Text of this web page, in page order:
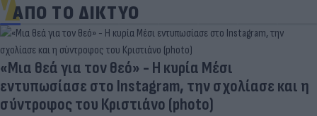
ΑΠΟ ΤΟ ΔΙΚΤΥΟ
«Μια θεά για τον θεό» - Η κυρία Μέσι
εντυπωσίασε στο Instagram, την σχολίασε και η
σύντροφος του Κριστιάνο (photo)